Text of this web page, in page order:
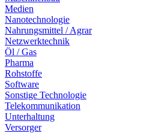
Medien
Nanotechnologie
Nahrungsmittel / Agrar
Netzwerktechnik
Öl / Gas
Pharma
Rohstoffe
Software
Sonstige Technologie
Telekommunikation
Unterhaltung
Versorger